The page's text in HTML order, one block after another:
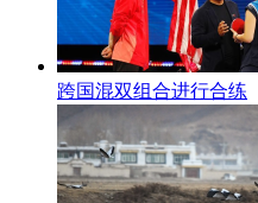
跨国混双组合进行合练